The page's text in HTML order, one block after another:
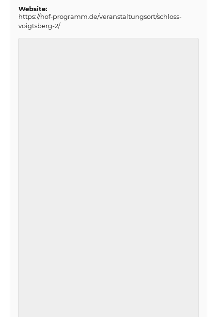
Website:
https://hof-programm.de/veranstaltungsort/schloss-
voigtsberg-2/